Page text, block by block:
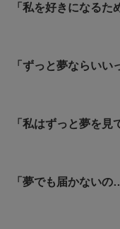
「私を好きになるた
「ずっと夢ならいい
「私はずっと夢を見
「夢でも届かないの